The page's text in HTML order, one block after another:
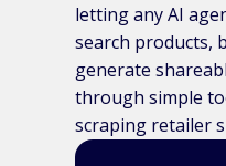
letting any AI
search products,
generate
through simple
scraping retailer